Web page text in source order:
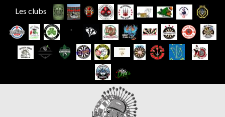
Les clubs